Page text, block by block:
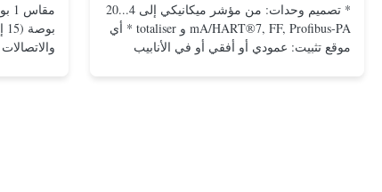
* تصميم وحدات: من مؤشر ميكانيكي إلى 4...20
mA/HART®7, FF, Profibus-PA و totaliser * أي
موقع تثبيت: عمودي أو أفقي أو في الأنابيب